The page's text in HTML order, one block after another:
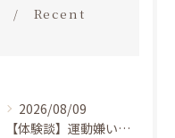
Recent
2026/08/09
【体験談】運動嫌い・初心者でも変われた！LAKSHIMI江坂南店で「運動＝つらい」から「楽しい習慣」へ変わった理由